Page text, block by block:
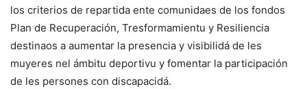
los criterios de repartida ente comunidaes de los fondos
Plan de Recuperación, Tresformamientu y Resiliencia
destinaos a aumentar la presencia y visibilidá de les
muyeres nel ámbitu deportivu y fomentar la participación
de les persones con discapacidá.